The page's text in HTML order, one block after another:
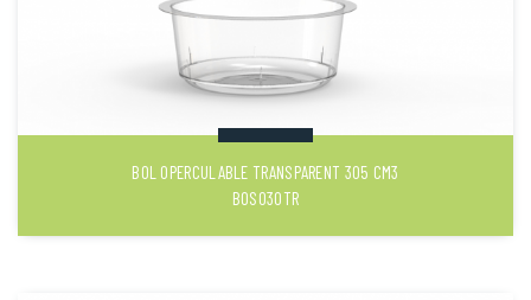
BOL OPERCULABLE TRANSPARENT 305 CM3
BOS030TR